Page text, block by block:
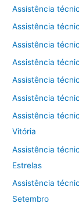
Assistência
Assistência
Assistência
Assistência
Assistência
Assistência
Assistência
Vitória
Assistência
Estrelas
Assistência
Setembro